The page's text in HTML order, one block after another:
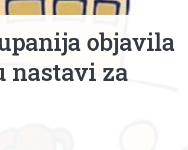
objavila
nastavi za